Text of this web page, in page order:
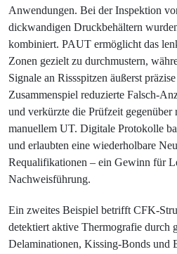
Anwendungen. Bei der Inspektion
dickwandigen Druckbehältern
kombiniert. PAUT ermöglicht das
Zonen gezielt zu durchmustern,
Signale an Rissspitzen äußerst
Zusammenspiel reduzierte Falsch-
und verkürzte die Prüfzeit gegenüber
manuellem UT. Digitale Protokolle
und erlaubten eine wiederholbare
Requalifikationen – ein Gewinn für
Nachweisführung.
Ein zweites Beispiel betrifft CFK-
detektiert aktive Thermografie durch
Delaminationen, Kissing-Bonds und